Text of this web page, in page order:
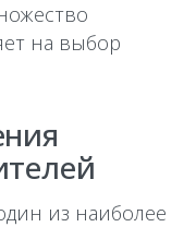
на выбор
из наиболее